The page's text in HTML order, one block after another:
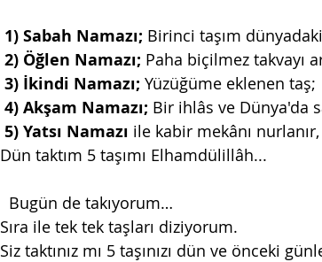
1) Sabah Namazı; Birinci taşım
2) Öğlen Namazı; Paha biçilmez takvayı
3) İkindi Namazı; Yüzüğüme eklenen taş;
4) Akşam Namazı; Bir ihlâs ve Dünya'da
5) Yatsı Namazı ile kabir mekânı
Dün taktım 5 taşımı Elhamdülillâh...
  Bugün de takıyorum…
Sıra ile tek tek taşları diziyorum.
Siz taktınız mı 5 taşınızı dün ve önceki